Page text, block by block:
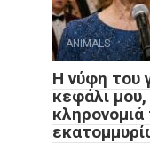
ANIMALS
Η νύφη του
κεφάλι